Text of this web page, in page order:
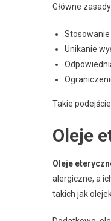
Główne
Stosowanie
Unikanie
Takie
Oleje
Oleje
alergiczne, a
takich jak